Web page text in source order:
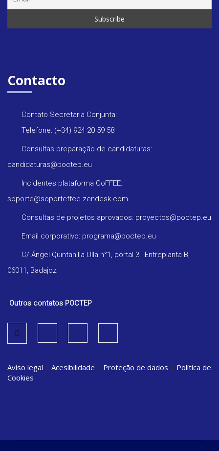
Contacto
Contato Secretaria Conjunta:
Telefone: (+34) 924 20 59 58
Consultas preparação de candidaturas:
candidaturas@poctep.eu
Incidentes plataforma CoFFEE:
soporte@soporteffee.zendesk.com
Consultas de projetos aprovados: proyectos@poctep.eu
Email corporativo: programa@poctep.eu
C/ Ángel Quintanilla Ulla n°1, portal 3 | Entreplanta B,
06011, Badajoz
Outros contatos POCTEP
Aviso legal | Acesibilidade | Proteção de dados | Política de
Cookies